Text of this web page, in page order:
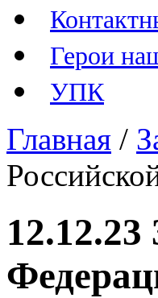
Герои
УПК
Главная /